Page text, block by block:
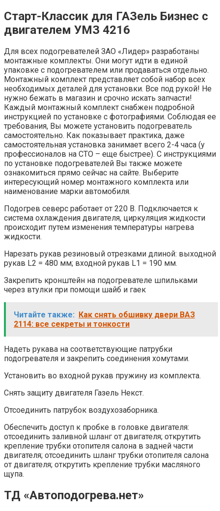
Старт-Классик для ГАЗель Бизнес с
двигателем УМЗ 4216
Для всех подогревателей ЗАО «Лидер» разработаны
монтажные комплекты. Они могут идти в единой
упаковке с подогревателем или продаваться отдельно.
Монтажный комплект представляет собой набор всех
необходимых деталей для установки. Все под рукой! Не
нужно бежать в магазин и срочно искать запчасти!
Каждый монтажный комплект снабжен подробной
инструкцией по установке с фотографиями. Соблюдая ее
требования, Вы можете установить подогреватель
самостоятельно. Как показывает практика, даже
самостоятельная установка занимает всего 2-4 часа (у
профессионалов на СТО – еще быстрее). С инструкциями
по установке подогревателей Вы также можете
ознакомиться прямо сейчас на сайте. Выберите
интересующий номер монтажного комплекта или
наименование марки автомобиля.
Подогрев северс работает от 220 В. Подключается к
система охлаждения двигателя, циркуляция жидкости
происходит путем изменения температуры нагрева
жидкости.
Нарезать рукав резиновый отрезками длиной: выходной
рукав L2 = 480 мм; входной рукав L1 = 190 мм.
Закрепить кронштейн на подогревателе шпильками
через втулки при помощи шайб и гаек
Читайте также: Как снять обшивку двери ВАЗ
2114: все секреты и тонкости
Надеть рукава на соответствующие патрубки
подогревателя и закрепить соединения хомутами.
Установить во входной рукав пружину из комплекта.
Снять защиту двигателя Газель Некст.
Отсоединить патрубок воздухозаборника.
Обеспечить доступ к пробке в головке двигателя:
отсоединить заливной шланг от двигателя; открутить
крепление трубки отопителя салона в задней части
двигателя; отсоединить шланг трубки отопителя салона
от двигателя; открутить крепление трубки масляного
щупа.
ТД «Автоподогрева.нет»